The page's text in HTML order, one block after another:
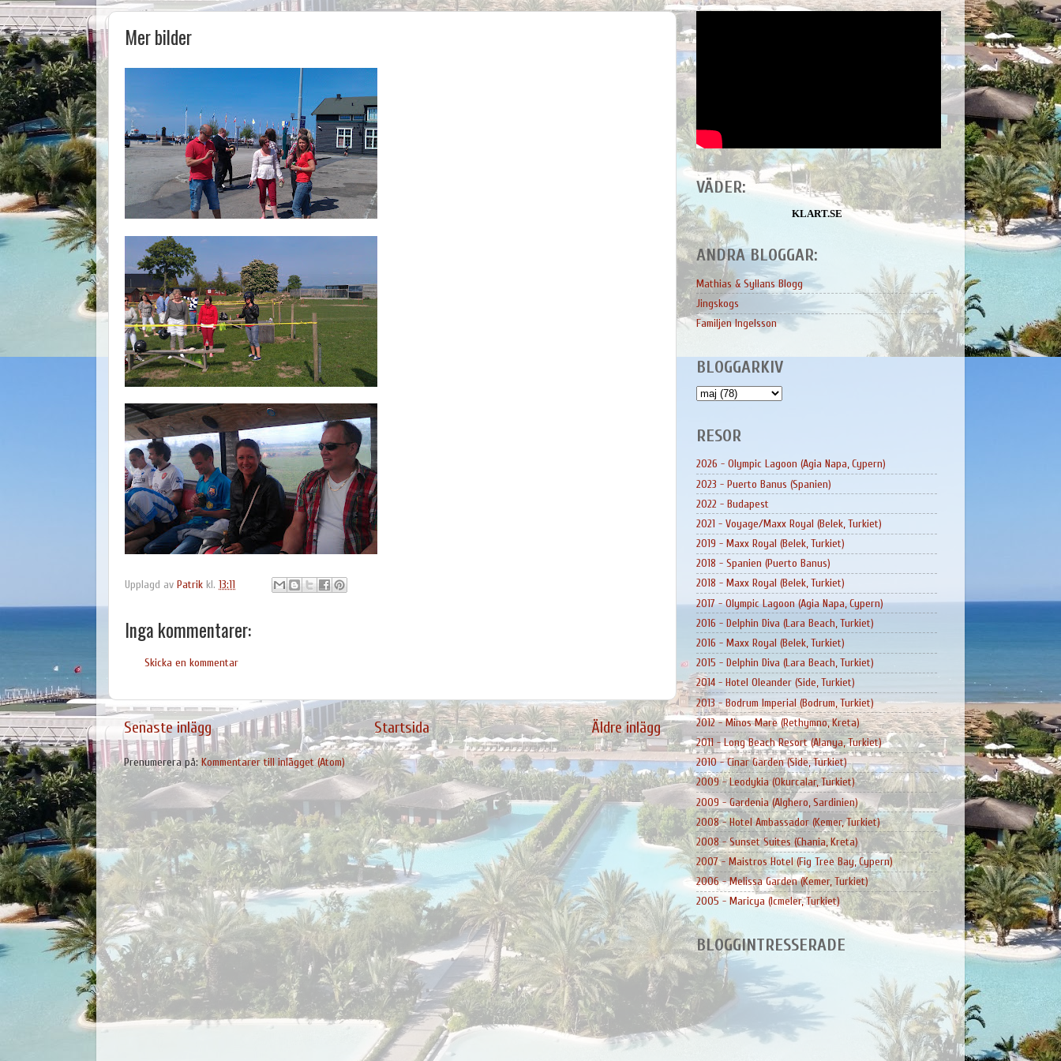
Mer bilder
Upplagd av Patrik kl. 13:11
Inga kommentarer:
Skicka en kommentar
Senaste inlägg Äldre inlägg
Startsida
Prenumerera på: Kommentarer till inlägget (Atom)
VÄDER:
KLART.SE
ANDRA BLOGGAR:
Mathias & Syllans Blogg
Jingskogs
Familjen Ingelsson
BLOGGARKIV
RESOR
2026 - Olympic Lagoon (Agia Napa, Cypern)
2023 - Puerto Banus (Spanien)
2022 - Budapest
2021 - Voyage/Maxx Royal (Belek, Turkiet)
2019 - Maxx Royal (Belek, Turkiet)
2018 - Spanien (Puerto Banus)
2018 - Maxx Royal (Belek, Turkiet)
2017 - Olympic Lagoon (Agia Napa, Cypern)
2016 - Delphin Diva (Lara Beach, Turkiet)
2016 - Maxx Royal (Belek, Turkiet)
2015 - Delphin Diva (Lara Beach, Turkiet)
2014 - Hotel Oleander (Side, Turkiet)
2013 - Bodrum Imperial (Bodrum, Turkiet)
2012 - Minos Mare (Rethymno, Kreta)
2011 - Long Beach Resort (Alanya, Turkiet)
2010 - Cinar Garden (Side, Turkiet)
2009 - Leodykia (Okurcalar, Turkiet)
2009 - Gardenia (Alghero, Sardinien)
2008 - Hotel Ambassador (Kemer, Turkiet)
2008 - Sunset Suites (Chania, Kreta)
2007 - Maistros Hotel (Fig Tree Bay, Cypern)
2006 - Melissa Garden (Kemer, Turkiet)
2005 - Maricya (Icmeler, Turkiet)
BLOGGINTRESSERADE